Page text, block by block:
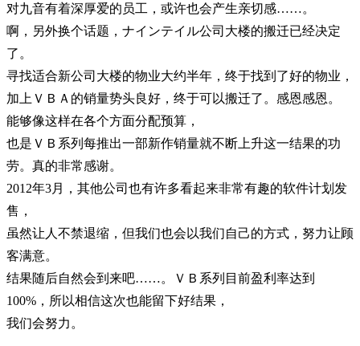
对九音有着深厚爱的员工，或许也会产生亲切感……。
啊，另外换个话题，ナインテイル公司大楼的搬迁已经决定
了。
寻找适合新公司大楼的物业大约半年，终于找到了好的物业，
加上ＶＢＡ的销量势头良好，终于可以搬迁了。感恩感恩。
能够像这样在各个方面分配预算，
也是ＶＢ系列每推出一部新作销量就不断上升这一结果的功
劳。真的非常感谢。
2012年3月，其他公司也有许多看起来非常有趣的软件计划发
售，
虽然让人不禁退缩，但我们也会以我们自己的方式，努力让顾
客满意。
结果随后自然会到来吧……。ＶＢ系列目前盈利率达到
100%，所以相信这次也能留下好结果，
我们会努力。